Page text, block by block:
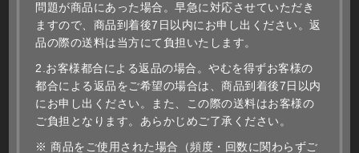
問題が商品にあった場合。早急に対応させていただき
ますので、商品到着後7日以内にお申し出ください。返
品の際の送料は当方にて負担いたします。
2.お客様都合による返品の場合。やむを得ずお客様の
都合による返品をご希望の場合は、商品到着後7日以内
にお申し出ください。また、この際の送料はお客様の
ご負担となります。あらかじめご了承ください。
※ 商品をご使用された場合（頻度・回数に関わらずご